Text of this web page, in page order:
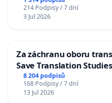
214 Podpisy / 7 dní
3 Jul 2026
Za záchranu oboru
Save Translation
Charles University
8 204 podpisů
168 Podpisy / 7 dní
13 Jul 2026